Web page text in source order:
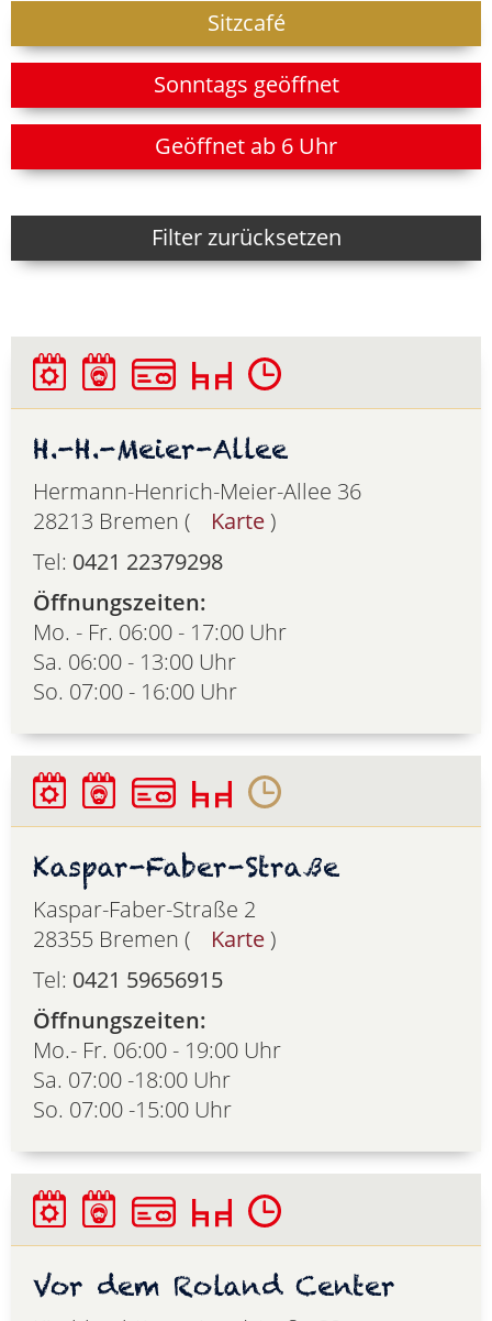
Sitzcafé
Sonntags geöffnet
Geöffnet ab 6 Uhr
Filter zurücksetzen
H.-H.-Meier-Allee
Hermann-Henrich-Meier-Allee 36
28213 Bremen (
Karte )
Tel: 0421 22379298
Öffnungszeiten:
Mo. - Fr. 06:00 - 17:00 Uhr
Sa. 06:00 - 13:00 Uhr
So. 07:00 - 16:00 Uhr
Kaspar-Faber-Straße
Kaspar-Faber-Straße 2
28355 Bremen (
Karte )
Tel: 0421 59656915
Öffnungszeiten:
Mo.- Fr. 06:00 - 19:00 Uhr
Sa. 07:00 -18:00 Uhr
So. 07:00 -15:00 Uhr
Vor dem Roland Center